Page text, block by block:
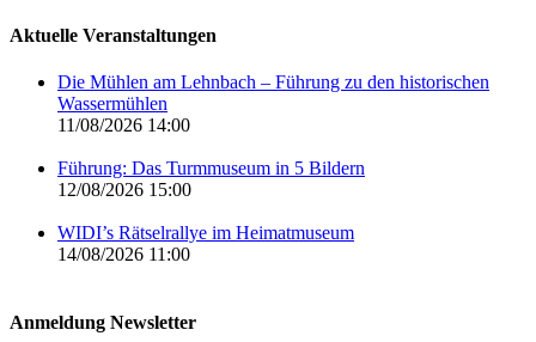
Aktuelle Veranstaltungen
Die Mühlen am Lehnbach – Führung zu den historischen
Wassermühlen
11/08/2026 14:00
Führung: Das Turmmuseum in 5 Bildern
12/08/2026 15:00
WIDI’s Rätselrallye im Heimatmuseum
14/08/2026 11:00
Anmeldung Newsletter